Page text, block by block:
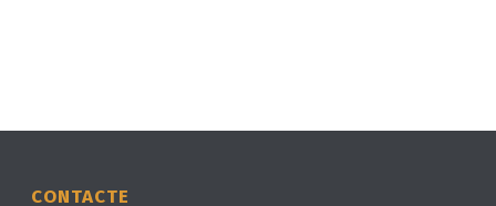
CONTACTE